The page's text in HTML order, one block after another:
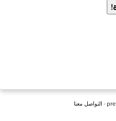
· التواصل معنا